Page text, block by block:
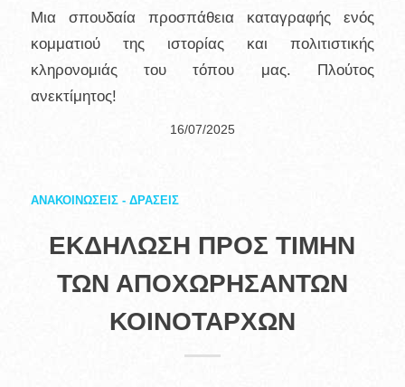
Μια σπουδαία προσπάθεια καταγραφής ενός
κομματιού της ιστορίας και πολιτιστικής
κληρονομιάς του τόπου μας. Πλούτος
ανεκτίμητος!
16/07/2025
ΑΝΑΚΟΙΝΩΣΕΙΣ - ΔΡΑΣΕΙΣ
ΕΚΔΗΛΩΣΗ ΠΡΟΣ ΤΙΜΗΝ
ΤΩΝ ΑΠΟΧΩΡΗΣΑΝΤΩΝ
ΚΟΙΝΟΤΑΡΧΩΝ